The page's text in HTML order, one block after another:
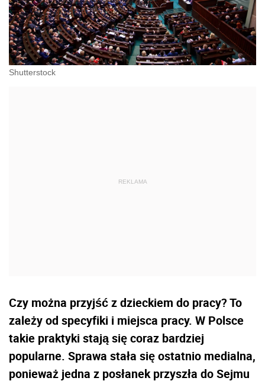
Shutterstock
Czy można przyjść z dzieckiem do pracy? To
zależy od specyfiki i miejsca pracy. W Polsce
takie praktyki stają się coraz bardziej
popularne. Sprawa stała się ostatnio medialna,
ponieważ jedna z posłanek przyszła do Sejmu